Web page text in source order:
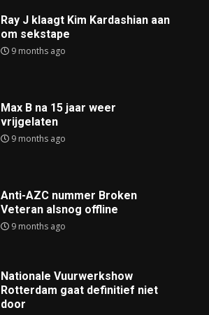
Ray J klaagt Kim Kardashian aan
om sekstape
9 months ago
Max B na 15 jaar weer
vrijgelaten
9 months ago
Anti-AZC nummer Broken
Veteran alsnog offline
9 months ago
Nationale Vuurwerkshow
Rotterdam gaat definitief niet
door